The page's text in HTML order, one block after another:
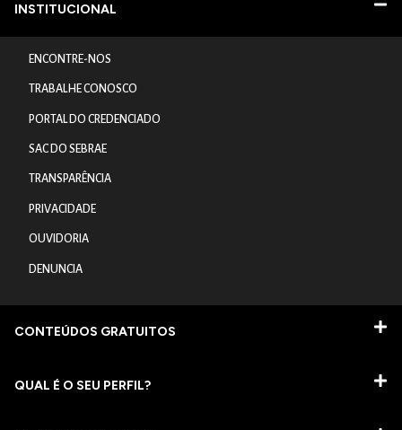
INSTITUCIONAL
ENCONTRE-NOS
TRABALHE CONOSCO
PORTAL DO CREDENCIADO
SAC DO SEBRAE
TRANSPARÊNCIA
PRIVACIDADE
OUVIDORIA
DENUNCIA
CONTEÚDOS GRATUITOS
QUAL É O SEU PERFIL?